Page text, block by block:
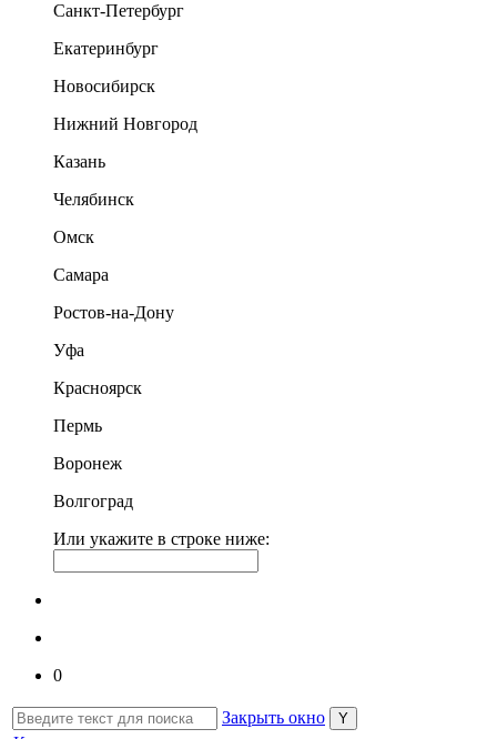
Санкт-Петербург
Екатеринбург
Новосибирск
Нижний Новгород
Казань
Челябинск
Омск
Самара
Ростов-на-Дону
Уфа
Красноярск
Пермь
Воронеж
Волгоград
Или укажите в строке ниже:
0
Закрыть окно